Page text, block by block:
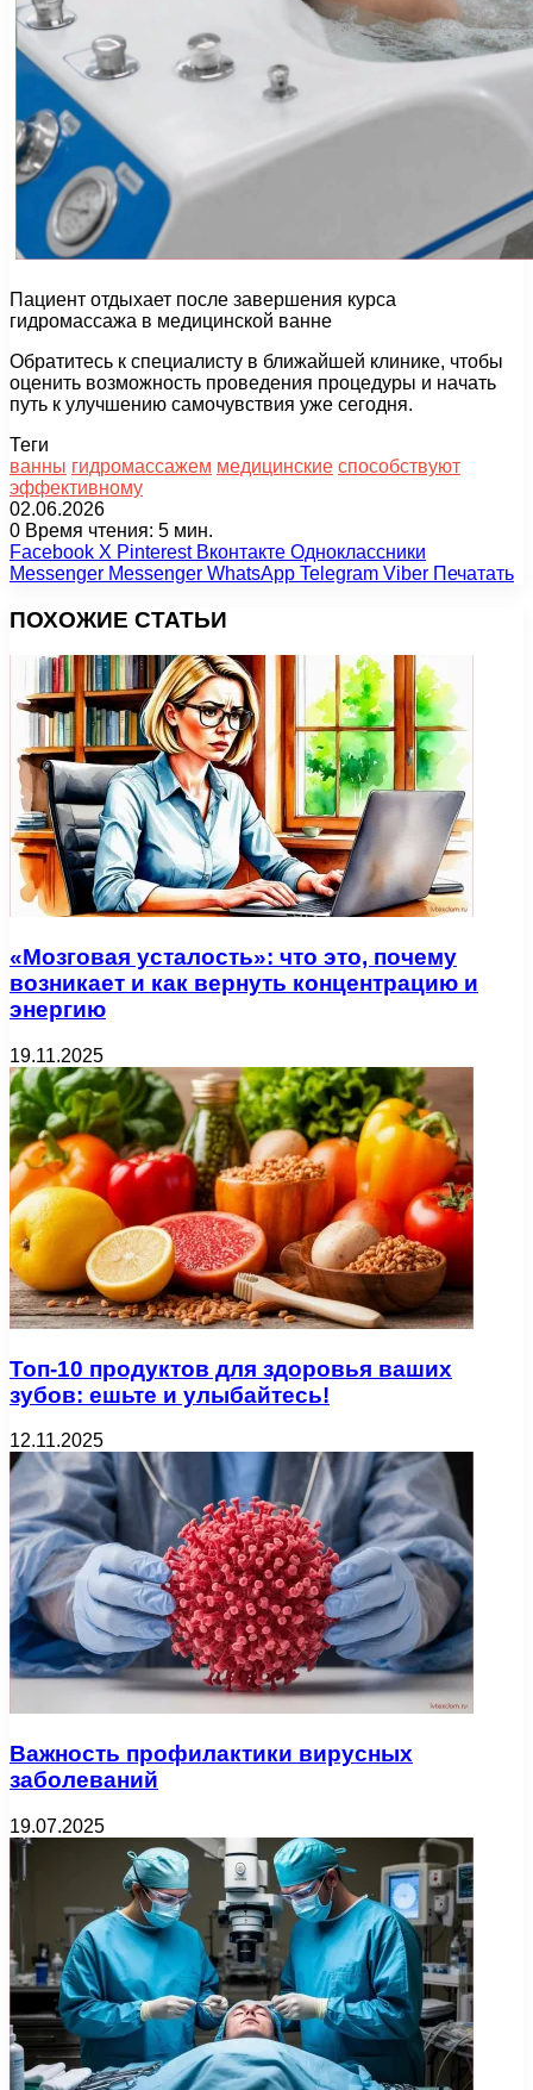
Пациент отдыхает после завершения курса
гидромассажа в медицинской ванне
Обратитесь к специалисту в ближайшей клинике, чтобы
оценить возможность проведения процедуры и начать
путь к улучшению самочувствия уже сегодня.
Теги
ванны гидромассажем медицинские способствуют
эффективному
02.06.2026
0 Время чтения: 5 мин.
Facebook X Pinterest Вконтакте Одноклассники
Messenger Messenger WhatsApp Telegram Viber Печатать
ПОХОЖИЕ СТАТЬИ
«Мозговая усталость»: что это, почему
возникает и как вернуть концентрацию и
энергию
19.11.2025
Топ-10 продуктов для здоровья ваших
зубов: ешьте и улыбайтесь!
12.11.2025
Важность профилактики вирусных
заболеваний
19.07.2025